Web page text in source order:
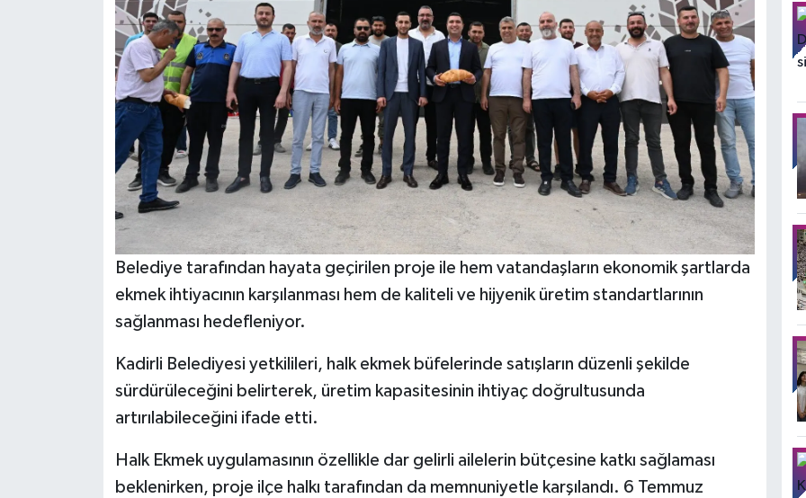
Belediye tarafından hayata geçirilen proje ile hem vatandaşların ekonomik şartlarda
ekmek ihtiyacının karşılanması hem de kaliteli ve hijyenik üretim standartlarının
sağlanması hedefleniyor.
Kadirli Belediyesi yetkilileri, halk ekmek büfelerinde satışların düzenli şekilde
sürdürüleceğini belirterek, üretim kapasitesinin ihtiyaç doğrultusunda
artırılabileceğini ifade etti.
Halk Ekmek uygulamasının özellikle dar gelirli ailelerin bütçesine katkı sağlaması
beklenirken, proje ilçe halkı tarafından da memnuniyetle karşılandı. 6 Temmuz